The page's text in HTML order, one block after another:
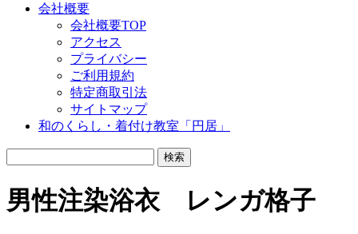
会社概要
会社概要TOP
アクセス
プライバシー
ご利用規約
特定商取引法
サイトマップ
和のくらし・着付け教室「円居」
男性注染浴衣 レンガ格子